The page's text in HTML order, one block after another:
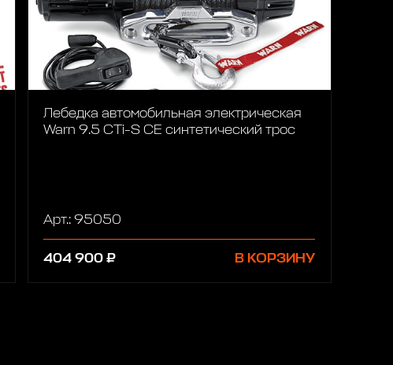
Лебедка автомобильная электрическая
Warn 9.5 CTi-S CE синтетический трос
Арт.: 95050
404 900 ₽ В КОРЗИНУ